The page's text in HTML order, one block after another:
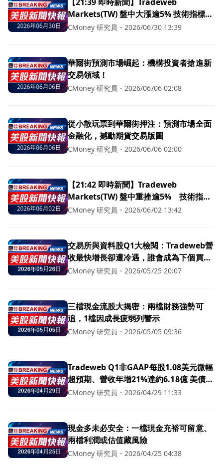
Markets(TW) 盤中大漲逾5% 技術指標超
跌反彈
CMoney 研究員 ・ 2026/06/30 13:39
華爾街預測市場崛起：機構投資者搶進新
交易領域！
CMoney 研究員 ・ 2026/06/06 02:08
從小散玩票到華爾街押注：預測市場全面
金融化，撼動期貨交易版圖
CMoney 研究員 ・ 2026/06/06 02:00
【21:42 即時新聞】Tradeweb
Markets(TW) 盤中重挫逾5% 技術指標
續弱、跌破長期均線壓力沉重
CMoney 研究員 ・ 2026/06/02 13:42
交易所與資料股Q1大檢閱：Tradeweb營
收最快增長卻遭冷遇，誰會成為下個買
點？
CMoney 研究員 ・ 2026/05/25 20:07
三檔現金流股大揭密：兩檔財務強勢可
追，1檔因成長疲弱列警示
CMoney 研究員 ・ 2026/05/05 09:36
Tradeweb Q1非GAAP每股1.08美元微幅
超預期、營收年增21%達約6.18億 美債、
信用與ETF成交量飆升創多項紀錄
CMoney 研究員 ・ 2026/04/29 11:33
現金多未必安全：一檔現金充裕可留意、
兩檔利潤或估值藏風險
CMoney 研究員 ・ 2026/04/25 04:38